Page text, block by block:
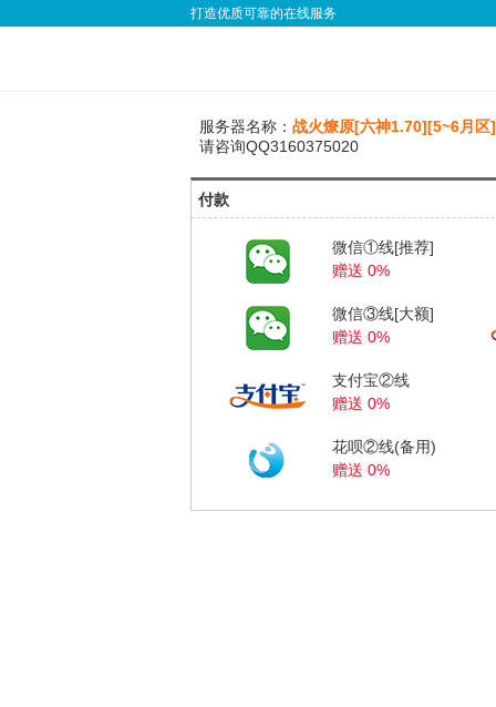
打造优质可靠的在线服务
服务器名称： 战火燎原[六神1.70][5~6月区]
请咨询QQ3160375020
付款
微信①线[推荐]
赠送 0%
微信③线[大额]
赠送 0%
支付宝②线
赠送 0%
花呗②线(备用)
赠送 0%